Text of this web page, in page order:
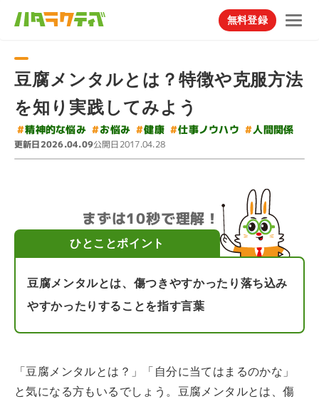
無料登録
豆腐メンタルとは？特徴や克服方法
を知り実践してみよう
#精神的な悩み #お悩み #健康 #仕事ノウハウ #人間関係
更新日2026.04.09公開日2017.04.28
まずは10秒で理解！
ひとことポイント
豆腐メンタルとは、傷つきやすかったり落ち込み
やすかったりすることを指す言葉
「豆腐メンタルとは？」「自分に当てはまるのかな」
と気になる方もいるでしょう。豆腐メンタルとは、傷